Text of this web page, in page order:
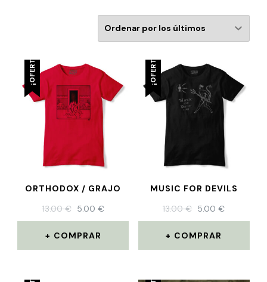
¡OFERTA!
ORTHODOX / GRAJO
13.00€ 5.00 €
COMPRAR
¡OFERTA!
MUSIC FOR DEVILS
13.00€ 5.00€
COMPRAR